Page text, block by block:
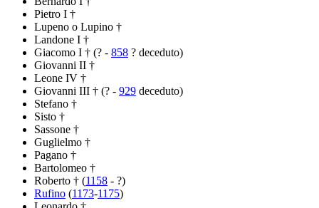
Pietro I †
Lupeno o Lupino †
Landone I †
Giacomo I † (? - 858 ? deceduto)
Giovanni II †
Leone IV †
Giovanni III † (? - 929 deceduto)
Stefano †
Sisto †
Sassone †
Guglielmo †
Pagano †
Bartolomeo †
Roberto † (1158 - ?)
Rufino (1173-1175)